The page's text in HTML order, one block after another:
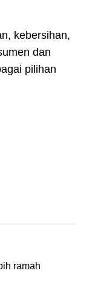
kebersihan,
dan
pilihan
ramah